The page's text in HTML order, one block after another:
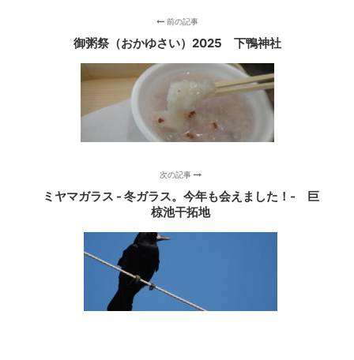
前の記事
御粥祭（おかゆさい）2025 下鴨神社
次の記事
ミヤマガラス - 冬ガラス。今年も会えました！‐ 巨
椋池干拓地